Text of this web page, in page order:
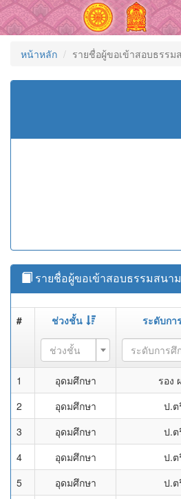
หน้าหลัก รายชื่อผู้ขอเข้าสอบธรร
รายชื่อผู้ขอเข้าสอบธรรมสน
# ช่วงชั้น ระดับกา
ช่วงชั้น ระดับการศึ
1 อุดมศึกษา รอง
2
อุดมศึกษา ป.ต
3
อุดมศึกษา ป.ต
4
อุดมศึกษา ป.ต
5
อุดมศึกษา ป.ต